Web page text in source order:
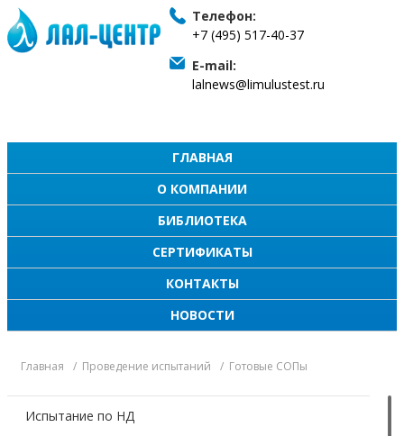
Телефон:
+7 (495) 517-40-37
E-mail:
lalnews@limulustest.ru
ГЛАВНАЯ
О КОМПАНИИ
БИБЛИОТЕКА
СЕРТИФИКАТЫ
КОНТАКТЫ
НОВОСТИ
Главная Проведение испытаний Готовые СОПы
Испытание по НД